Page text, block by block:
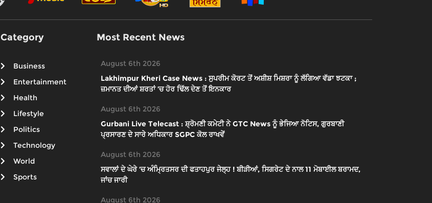
Category
Business
Entertainment
Health
Lifestyle
Politics
Technology
World
Sports
Most Recent News
August 6th 2026
Lakhimpur Kheri Case News : ਸੁਪਰੀਮ ਕੋਰਟ ਤੋਂ ਅਸ਼ੀਸ਼ ਮਿਸ਼ਰਾ ਨੂੰ ਲੱਗਿਆ ਵੱਡਾ ਝਟਕਾ ;
ਜ਼ਮਾਨਤ ਦੀਆਂ ਸ਼ਰਤਾਂ ’ਚ ਹੋਰ ਢਿੱਲ ਦੇਣ ਤੋਂ ਇਨਕਾਰ
August 6th 2026
Gurbani Live Telecast : ਸ਼੍ਰੋਮਣੀ ਕਮੇਟੀ ਨੇ GTC News ਨੂੰ ਭੇਜਿਆ ਨੋਟਿਸ, ਗੁਰਬਾਣੀ
ਪ੍ਰਸਾਰਣ ਦੇ ਸਾਰੇ ਅਧਿਕਾਰ SGPC ਕੋਲ ਰਾਖਵੇਂ
August 6th 2026
ਸਵਾਲਾਂ ਦੇ ਘੇਰੇ ’ਚ ਅੰਮ੍ਰਿਤਸਰ ਦੀ ਫਤਾਹਪੁਰ ਜੇਲ੍ਹ ! ਬੀੜੀਆਂ, ਸਿਗਰੇਟ ਦੇ ਨਾਲ 11 ਮੋਬਾਈਲ ਬਰਾਮਦ,
ਜਾਂਚ ਜਾਰੀ
August 6th 2026